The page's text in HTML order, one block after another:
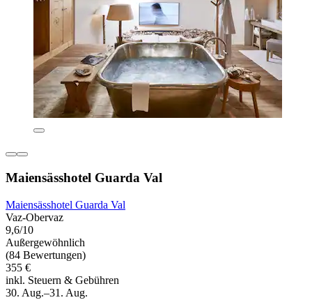
Maiensässhotel Guarda Val
Maiensässhotel Guarda Val
Vaz-Obervaz
9,6/10
Außergewöhnlich
(84 Bewertungen)
355 €
inkl. Steuern & Gebühren
30. Aug.–31. Aug.